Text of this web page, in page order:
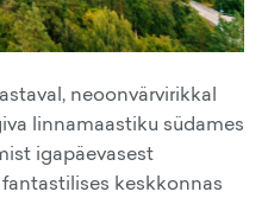
neoonvärvirikkal
linnamaastiku südames
igapäevasest
keskkonnas